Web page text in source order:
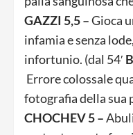
GAZZI 5,5 –Gioca
infamia e senza
infortunio. (dal 54′
Errore colossale
fotografia della sua
CHOCHEV 5 –